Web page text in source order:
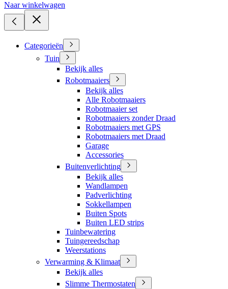
Naar winkelwagen
Categorieën
Tuin
Bekijk alles
Robotmaaiers
Bekijk alles
Alle Robotmaaiers
Robotmaaier set
Robotmaaiers zonder Draad
Robotmaaiers met GPS
Robotmaaiers met Draad
Garage
Accessories
Buitenverlichting
Bekijk alles
Wandlampen
Padverlichting
Sokkellampen
Buiten Spots
Buiten LED strips
Tuinbewatering
Tuingereedschap
Weerstations
Verwarming & Klimaat
Bekijk alles
Slimme Thermostaten